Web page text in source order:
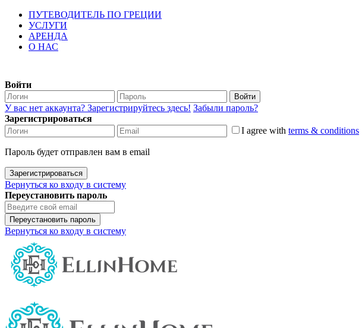
ПУТЕВОДИТЕЛЬ ПО ГРЕЦИИ
УСЛУГИ
АРЕНДА
О НАС
Войти
Войти
У вас нет аккаунта? Зарегистрируйтесь здесь! Забыли пароль?
Зарегистрироваться
I agree with terms & conditions
Пароль будет отправлен вам в email
Зарегистрироваться
Вернуться ко входу в систему
Переустановить пароль
Переустановить пароль
Вернуться ко входу в систему